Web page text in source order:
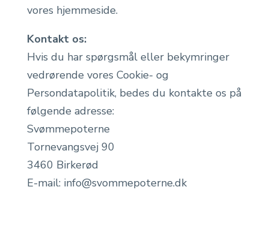
vores hjemmeside.
Kontakt os:
Hvis du har spørgsmål eller bekymringer
vedrørende vores Cookie- og
Persondatapolitik, bedes du kontakte os på
følgende adresse:
Svømmepoterne
Tornevangsvej90
3460 Birkerød
E-mail: info@svommepoterne.dk